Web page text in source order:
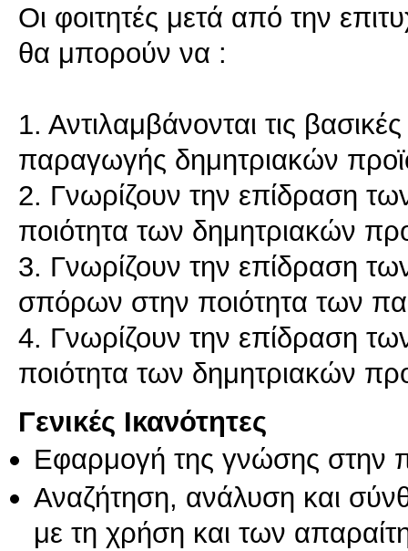
Οι φοιτητές μετά από την
θα μπορούν να :
1. Αντιλαμβάνονται τις
παραγωγής δημητριακών
2. Γνωρίζουν την επίδραση
ποιότητα των δημητριακών
3. Γνωρίζουν την επίδραση
σπόρων στην ποιότητα των
4. Γνωρίζουν την επίδραση
ποιότητα των δημητριακών
Γενικές Ικανότητες
Εφαρμογή της γνώσης στην
Αναζήτηση, ανάλυση και
με τη χρήση και των